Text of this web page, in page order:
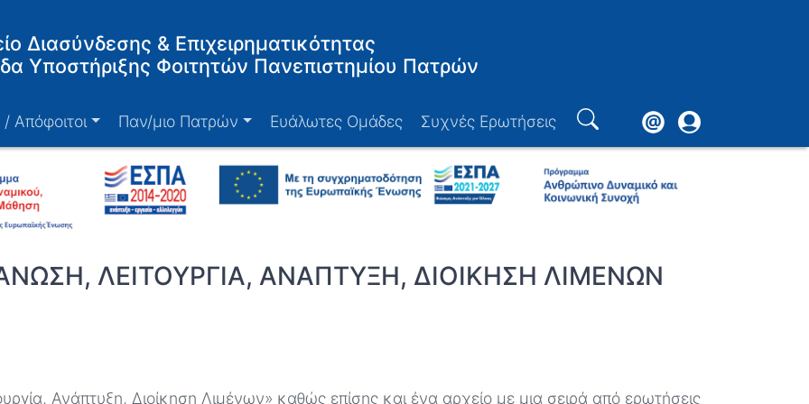
Διασύνδεσης & Επιχειρηματικότητας
Υποστήριξης Φοιτητών Πανεπιστημίου Πατρών
/ Απόφοιτοι Παν/μιο Πατρών Ευάλωτες Ομάδες Συχνές Ερωτήσεις
Search
Footer
User
account
ΛΕΙΤΟΥΡΓΙΑ, ΑΝΑΠΤΥΞΗ, ΔΙΟΙΚΗΣΗ ΛΙΜΕΝΩΝ
Ανάπτυξη, Διοίκηση Λιμένων» καθώς επίσης και ένα αρχείο με μια σειρά από ερωτήσεις